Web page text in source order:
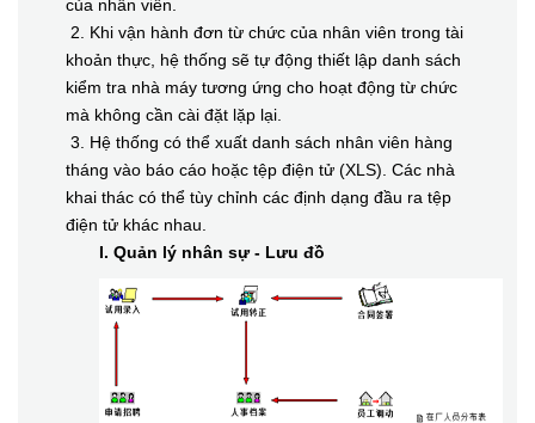
của nhân viên.
2. Khi vận hành đơn từ chức của nhân viên trong tài
khoản thực, hệ thống sẽ tự động thiết lập danh sách
kiểm tra nhà máy tương ứng cho hoạt động từ chức
mà không cần cài đặt lặp lại.
3. Hệ thống có thể xuất danh sách nhân viên hàng
tháng vào báo cáo hoặc tệp điện tử (XLS). Các nhà
khai thác có thể tùy chỉnh các định dạng đầu ra tệp
điện tử khác nhau.
I. Quản lý nhân sự - Lưu đồ